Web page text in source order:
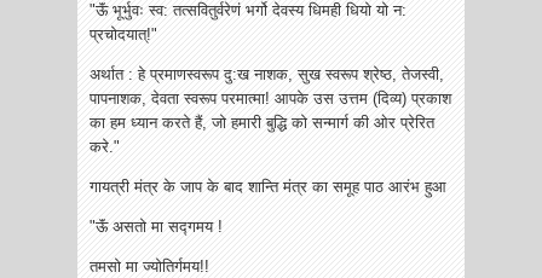
"ऊॅं भूर्भुवः स्व: तत्सवितुर्वरेणं भर्गो देवस्य धिमही धियो यो न:
प्रचोदयात्!"
अर्थात : हे प्रमाणस्वरूप दु:ख नाशक, सुख स्वरूप श्रेष्ठ, तेजस्वी,
पापनाशक, देव‌ता स्वरूप परमात्मा! आपके उस उत्तम (दिव्य) प्रकाश
का हम ध्यान करते हैं, जो हमारी बुद्धि को सन्मार्ग की ओर प्रेरित
करे."
गायत्री मंत्र के जाप के बाद शान्ति मंत्र का समूह पाठ आरंभ हुआ
"ऊॅं असतो मा सद्गमय !
तमसो मा ज्योतिर्गमय!!